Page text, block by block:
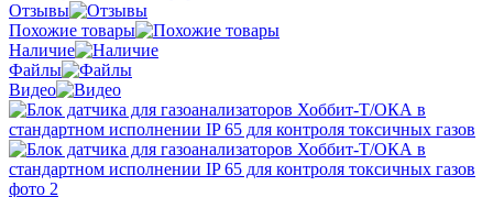
Отзывы
Похожие товары
Наличие
Файлы
Видео